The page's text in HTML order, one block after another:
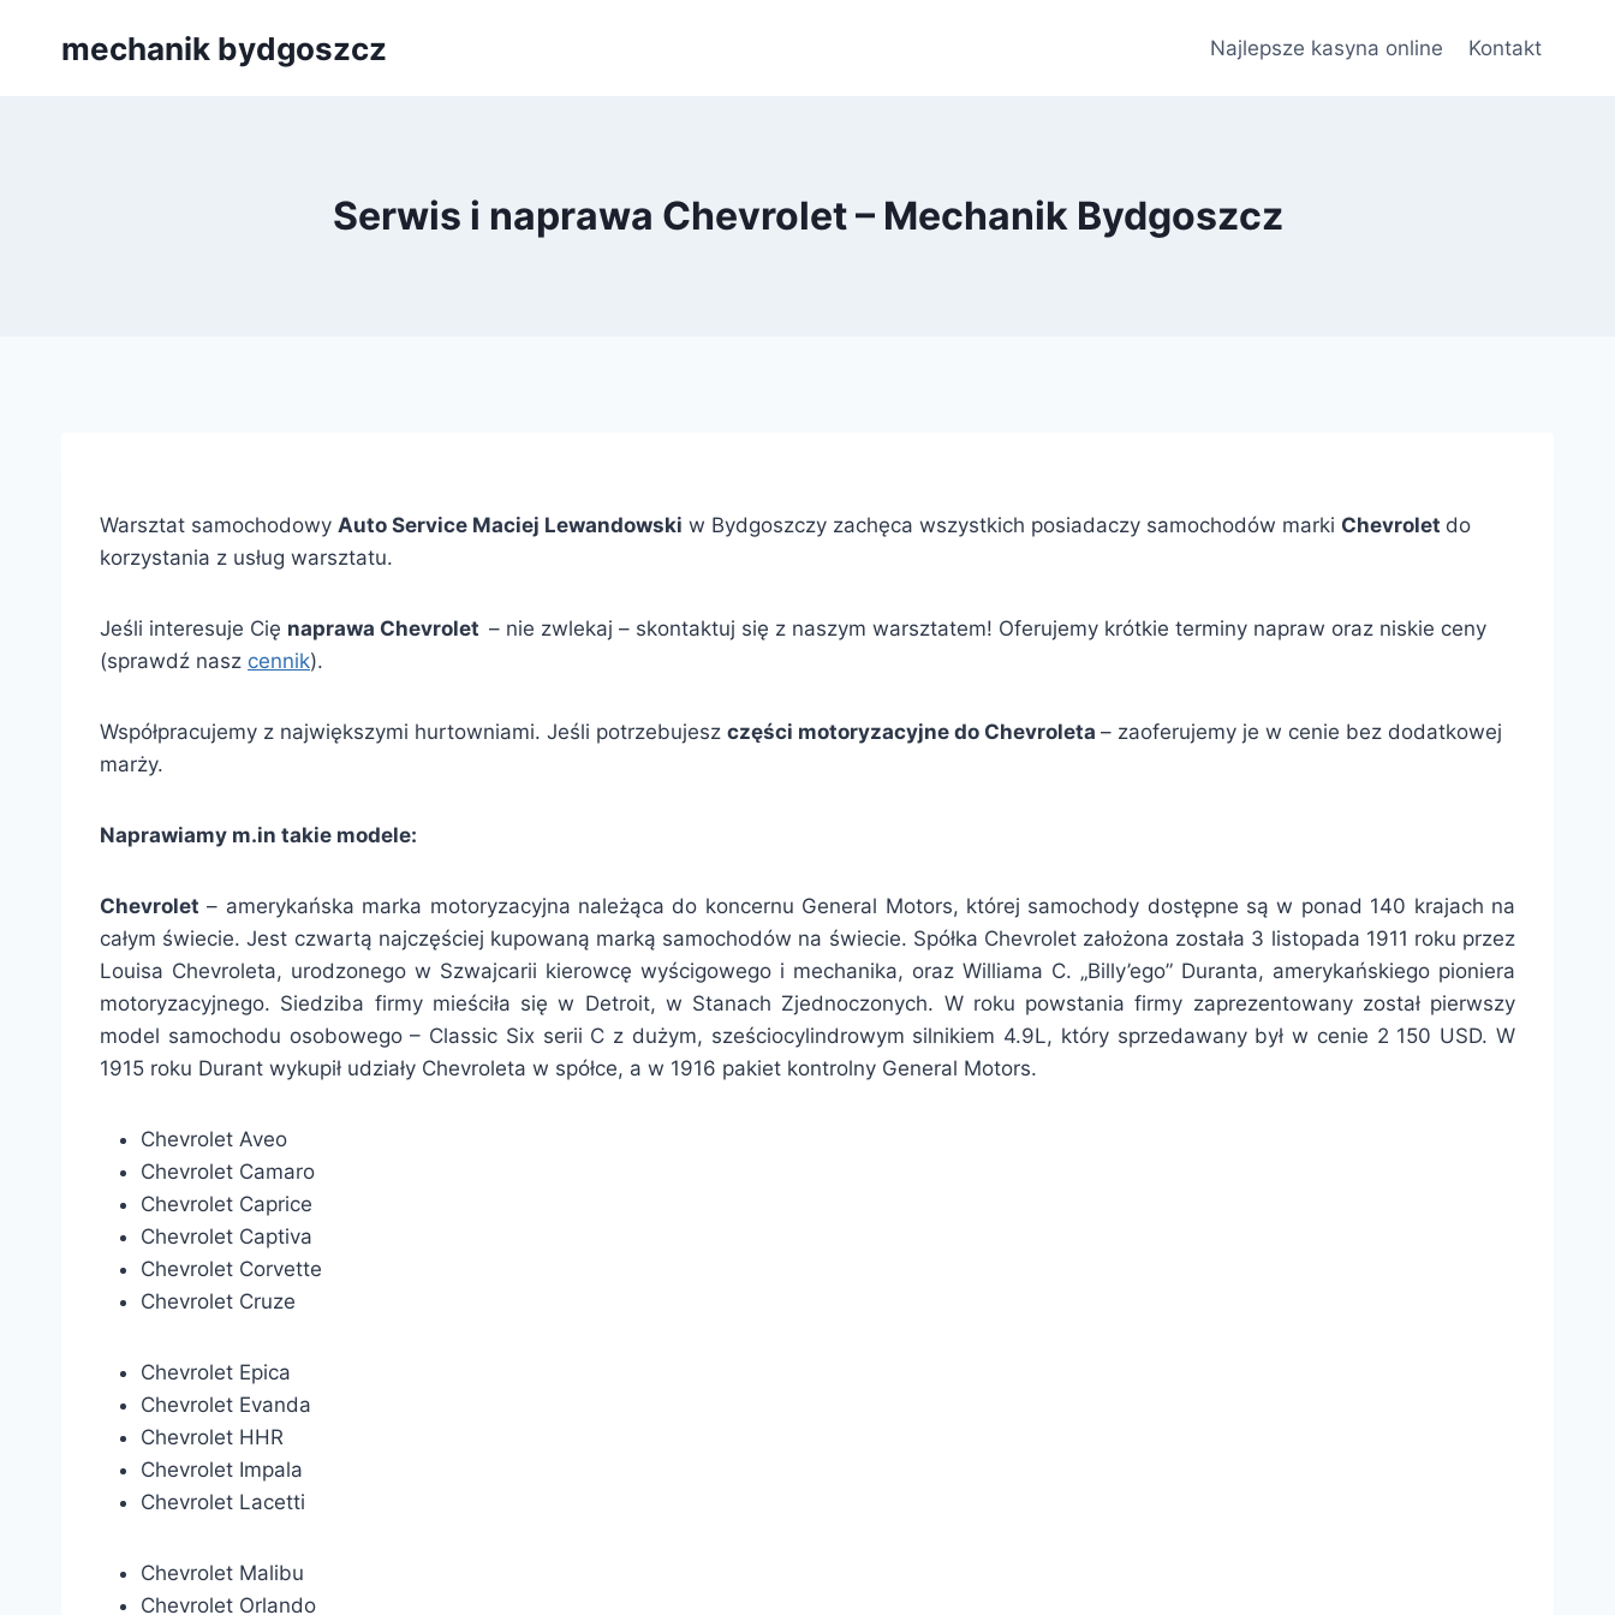
mechanik bydgoszcz Najlepsze kasyna online Kontakt
Serwis i naprawa Chevrolet – Mechanik Bydgoszcz
Warsztat samochodowy Auto Service Maciej Lewandowski w Bydgoszczy zachęca wszystkich posiadaczy samochodów marki Chevrolet do
korzystania z usług warsztatu.
Jeśli interesuje Cię naprawa Chevrolet – nie zwlekaj – skontaktuj się z naszym warsztatem! Oferujemy krótkie terminy napraw oraz niskie ceny
(sprawdź nasz cennik).
Współpracujemy z największymi hurtowniami. Jeśli potrzebujesz części motoryzacyjne do Chevroleta – zaoferujemy je w cenie bez dodatkowej
marży.
Naprawiamy m.in takie modele:
Chevrolet – amerykańska marka motoryzacyjna należąca do koncernu General Motors, której samochody dostępne są w ponad 140 krajach na
całym świecie. Jest czwartą najczęściej kupowaną marką samochodów na świecie. Spółka Chevrolet założona została 3 listopada 1911 roku przez
Louisa Chevroleta, urodzonego w Szwajcarii kierowcę wyścigowego i mechanika, oraz Williama C. „Billy’ego” Duranta, amerykańskiego pioniera
motoryzacyjnego. Siedziba firmy mieściła się w Detroit, w Stanach Zjednoczonych. W roku powstania firmy zaprezentowany został pierwszy
model samochodu osobowego – Classic Six serii C z dużym, sześciocylindrowym silnikiem 4.9L, który sprzedawany był w cenie 2 150 USD. W
1915 roku Durant wykupił udziały Chevroleta w spółce, a w 1916 pakiet kontrolny General Motors.
Chevrolet Aveo
Chevrolet Camaro
Chevrolet Caprice
Chevrolet Captiva
Chevrolet Corvette
Chevrolet Cruze
Chevrolet Epica
Chevrolet Evanda
Chevrolet HHR
Chevrolet Impala
Chevrolet Lacetti
Chevrolet Malibu
Chevrolet Orlando